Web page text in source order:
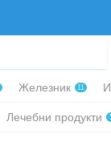
Железник 11
Лечебни продукти